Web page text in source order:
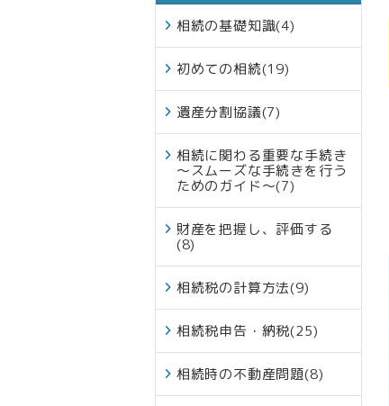
相続の基礎知識(4)
初めての相続(19)
遺産分割協議(7)
相続に関わる重要な手続き
～スムーズな手続きを行う
ためのガイド～(7)
財産を把握し、評価する
(8)
相続税の計算方法(9)
相続税申告・納税(25)
相続時の不動産問題(8)